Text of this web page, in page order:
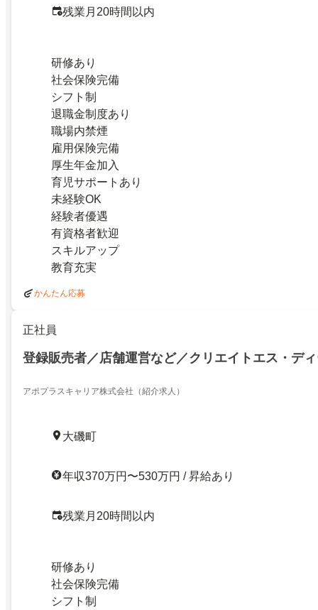
残業月20時間以内
研修あり
社会保険完備
シフト制
退職金制度あり
職場内禁煙
雇用保険完備
厚生年金加入
育児サポートあり
未経験OK
経験者優遇
有資格者歓迎
スキルアップ
教育充実
かんたん応募
正社員
登録販売者／店舗運営など／クリエイトエス・デ
アポプラスキャリア株式会社（紹介求人）
大磯町
年収370万円〜530万円 / 昇給あり
残業月20時間以内
研修あり
社会保険完備
シフト制